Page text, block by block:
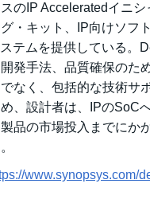
のIP Acceleratedイニ
・キット、IP向けソフ
テムを提供している。
発手法、品質確保のた
なく、包括的な技術サ
、設計者は、IPのSoC
品の市場投入までにか
www.synopsys.com/